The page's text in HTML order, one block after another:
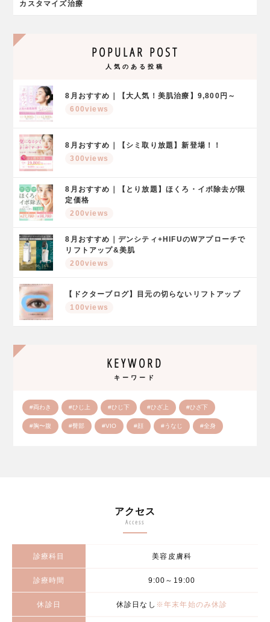
カスタマイズ治療
POPULAR POST
人気のある投稿
8月おすすめ｜【大人気！美肌治療】9,800円～
600views
8月おすすめ｜【シミ取り放題】新登場！！
300views
8月おすすめ｜【とり放題】ほくろ・イボ除去が限
定価格
200views
8月おすすめ｜デンシティ+HIFUのWアプローチで
リフトアップ&美肌
200views
【ドクターブログ】目元の切らないリフトアップ
100views
KEYWORD
キーワード
#両わき #ひじ上 #ひじ下 #ひざ上 #ひざ下
#胸〜腹 #臀部 #VIO #顔 #うなじ #全身
アクセス
Access
診療科目 美容皮膚科
診療時間 9:00～19:00
休診日 休診日なし ※年末年始のみ休診